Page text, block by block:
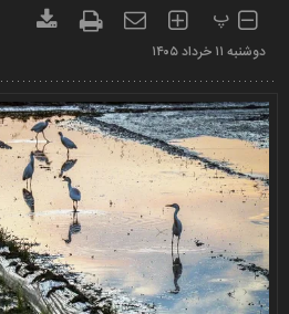
پ
دوشنبه ۱۱ خرداد ۱۴۰۵